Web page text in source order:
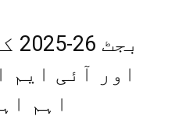
اور آئی ایم
اہم